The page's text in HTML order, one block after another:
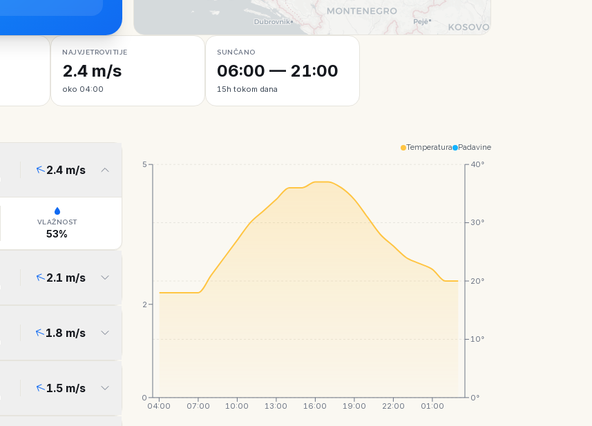
NAJVJETROVITIJE
2.4 m/s
oko 04:00
SUNČANO
06:00 — 21:00
15h tokom dana
2.4m/s
VLAŽNOST
53%
2.1 m/s
1.8 m/s
1.5m/s
Temperatura Padavine
04:00 07:00 10:00 13:00 16:00 19:00 22:00 01:00
0°
10°
20°
30°
40°
0
2
5